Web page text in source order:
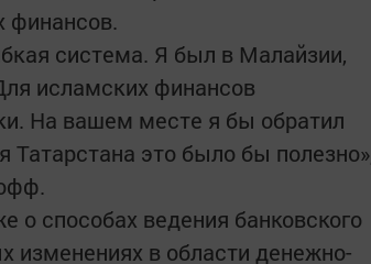
финансов.
система. Я был в Малайзии,
исламских финансов
На вашем месте я бы обратил
Татарстана это было бы
о способах ведения банковского
изменениях в области денежно­